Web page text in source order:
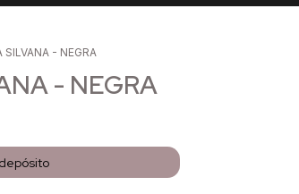
SILVANA - NEGRA
- NEGRA